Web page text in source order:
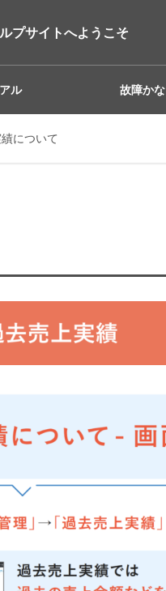
プサイトへようこそ
ル 故障か
について